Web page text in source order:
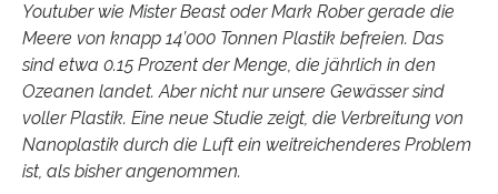
Youtuber wie Mister Beast oder Mark Rober gerade die
Meere von knapp 14’000 Tonnen Plastik befreien. Das
sind etwa 0.15 Prozent der Menge, die jährlich in den
Ozeanen landet. Aber nicht nur unsere Gewässer sind
voller Plastik. Eine neue Studie zeigt, die Verbreitung von
Nanoplastik durch die Luft ein weitreichenderes Problem
ist, als bisher angenommen.